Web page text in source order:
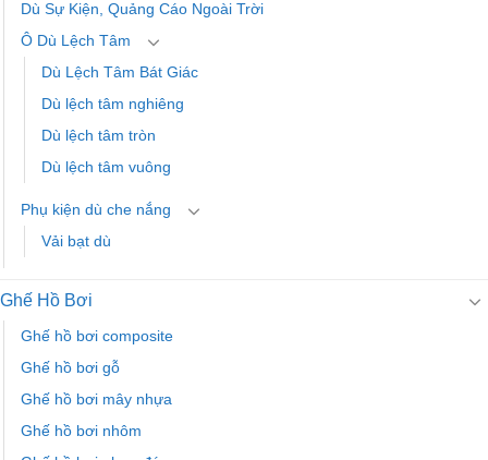
Dù Sự Kiện, Quảng Cáo Ngoài Trời
Ô Dù Lệch Tâm
Dù Lệch Tâm Bát Giác
Dù lệch tâm nghiêng
Dù lệch tâm tròn
Dù lệch tâm vuông
Phụ kiện dù che nắng
Vải bạt dù
Ghế Hồ Bơi
Ghế hồ bơi composite
Ghế hồ bơi gỗ
Ghế hồ bơi mây nhựa
Ghế hồ bơi nhôm